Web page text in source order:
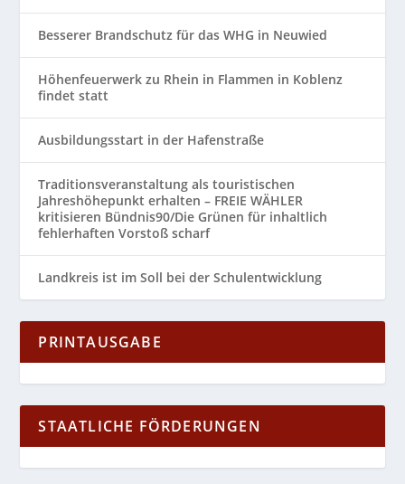
Besserer Brandschutz für das WHG in Neuwied
Höhenfeuerwerk zu Rhein in Flammen in Koblenz
findet statt
Ausbildungsstart in der Hafenstraße
Traditionsveranstaltung als touristischen
Jahreshöhepunkt erhalten – FREIE WÄHLER
kritisieren Bündnis90/Die Grünen für inhaltlich
fehlerhaften Vorstoß scharf
Landkreis ist im Soll bei der Schulentwicklung
PRINTAUSGABE
STAATLICHE FÖRDERUNGEN